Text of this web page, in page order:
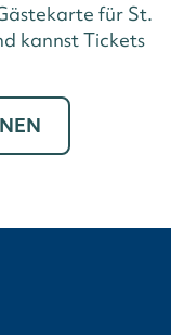
für St.
kannst Tickets